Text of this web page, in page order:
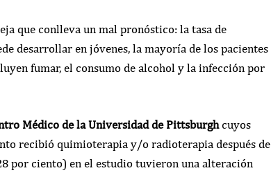
que conlleva un mal pronóstico: la tasa de
desarrollar en jóvenes, la mayoría de los pacientes
fumar, el consumo de alcohol y la infección por
Médico de la Universidad de Pittsburghcuyos
recibió quimioterapia y/o radioterapia después de
por ciento) en el estudio tuvieron una alteración